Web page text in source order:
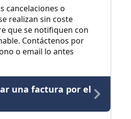
cancelaciones o
realizan sin coste
que se notifiquen con
Contáctenos por
o email lo antes
una factura por el